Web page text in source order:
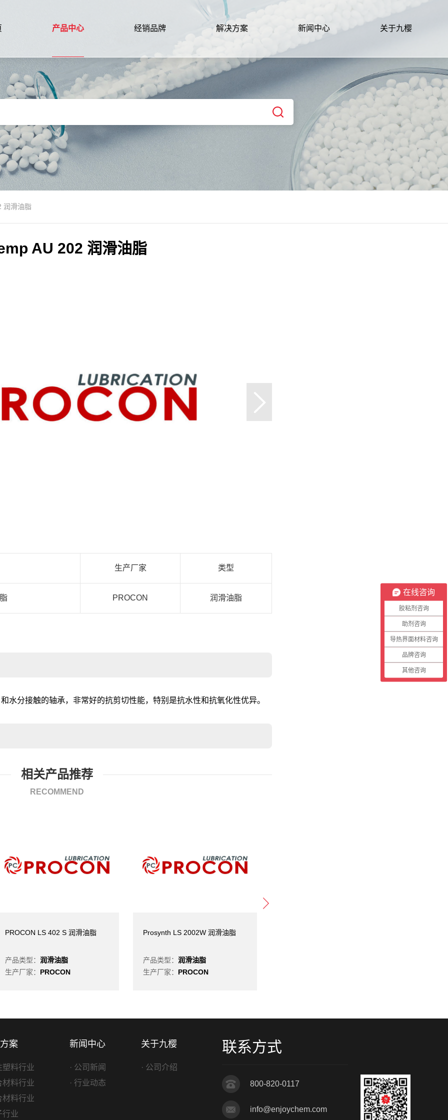
产品中心 经销品牌 解决方案 新闻中心 关于九樱
润滑油脂
AU 202 润滑油脂
生产厂家 类型
PROCON 润滑油脂
水分接触的轴承，非常好的抗剪切性能，特别是抗水性和抗氧化性优异。
相关产品推荐
RECOMMEND
PROCON LS 402 S 润滑油脂
产品类型： 润滑油脂
生产厂家： PROCON
Prosynth LS 2002W 润滑油脂
产品类型： 润滑油脂
生产厂家： PROCON
案
塑料行业
材料行业
材料行业
行业
新闻中心
· 公司新闻
· 行业动态
关于九樱
· 公司介绍
联系方式
800-820-0117
info@enjoychem.com
在线咨询
胶粘剂咨询
助剂咨询
导热界面材料咨询
品牌咨询
其他咨询